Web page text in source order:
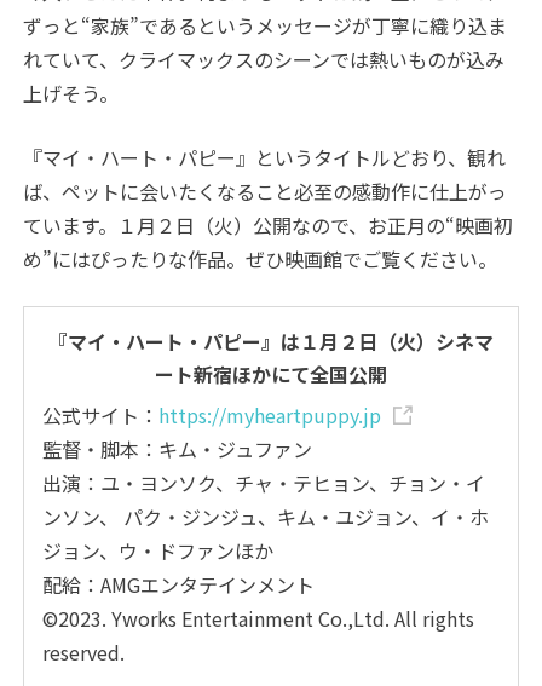
ずっと“家族”であるというメッセージが丁寧に織り込ま
れていて、クライマックスのシーンでは熱いものが込み
上げそう。
『マイ・ハート・パピー』というタイトルどおり、観れ
ば、ペットに会いたくなること必至の感動作に仕上がっ
ています。１月２日（火）公開なので、お正月の“映画初
め”にはぴったりな作品。ぜひ映画館でご覧ください。
『マイ・ハート・パピー』は１月２日（火）シネマ
ート新宿ほかにて全国公開
公式サイト： https://myheartpuppy.jp
監督・脚本：キム・ジュファン
出演：ユ・ヨンソク、チャ・テヒョン、チョン・イ
ンソン、 パク・ジンジュ、キム・ユジョン、イ・ホ
ジョン、ウ・ドファンほか
配給：AMGエンタテインメント
©2023. Yworks Entertainment Co.,Ltd. All rights
reserved.